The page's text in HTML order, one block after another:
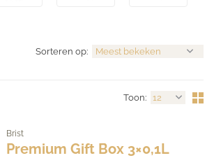
Toon:
Sorteren op:
Brist
Premium Gift Box 3×0,1L